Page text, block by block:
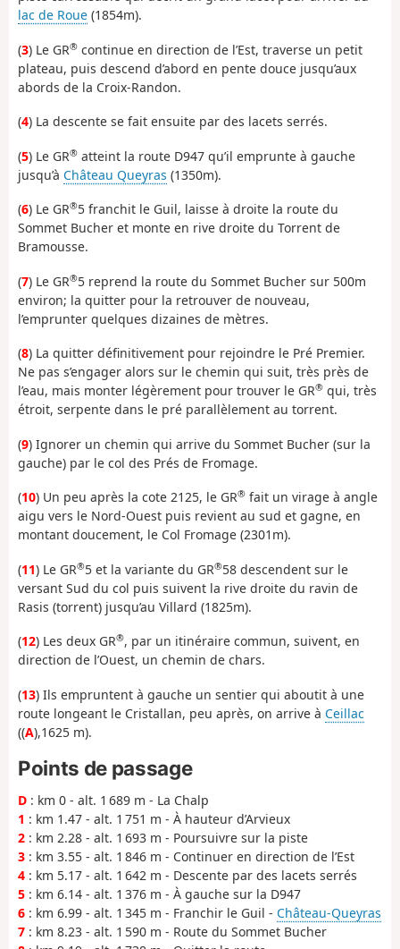
lac de Roue (1854m).
(3) Le GR® continue en direction de l’Est, traverse un petit
plateau, puis descend d’abord en pente douce jusqu’aux
abords de la Croix-Randon.
(4) La descente se fait ensuite par des lacets serrés.
(5) Le GR® atteint la route D947 qu’il emprunte à gauche
jusqu’à Château Queyras (1350m).
(6) Le GR®5 franchit le Guil, laisse à droite la route du
Sommet Bucher et monte en rive droite du Torrent de
Bramousse.
(7) Le GR®5 reprend la route du Sommet Bucher sur 500m
environ; la quitter pour la retrouver de nouveau,
l’emprunter quelques dizaines de mètres.
(8) La quitter définitivement pour rejoindre le Pré Premier.
Ne pas s’engager alors sur le chemin qui suit, très près de
l’eau, mais monter légèrement pour trouver le GR® qui, très
étroit, serpente dans le pré parallèlement au torrent.
(9) Ignorer un chemin qui arrive du Sommet Bucher (sur la
gauche) par le col des Prés de Fromage.
(10) Un peu après la cote 2125, le GR® fait un virage à angle
aigu vers le Nord-Ouest puis revient au sud et gagne, en
montant doucement, le Col Fromage (2301m).
(11) Le GR®5 et la variante du GR®58 descendent sur le
versant Sud du col puis suivent la rive droite du ravin de
Rasis (torrent) jusqu’au Villard (1825m).
(12) Les deux GR®, par un itinéraire commun, suivent, en
direction de l’Ouest, un chemin de chars.
(13) Ils empruntent à gauche un sentier qui aboutit à une
route longeant le Cristallan, peu après, on arrive à Ceillac
((A),1625 m).
Points de passage
D : km 0 - alt. 1 689 m - La Chalp
1 : km 1.47 - alt. 1 751 m - À hauteur d’Arvieux
2 : km 2.28 - alt. 1 693 m - Poursuivre sur la piste
3 : km 3.55 - alt. 1 846 m - Continuer en direction de l’Est
4 : km 5.17 - alt. 1 642 m - Descente par des lacets serrés
5 : km 6.14 - alt. 1 376 m - À gauche sur la D947
6 : km 6.99 - alt. 1 345 m - Franchir le Guil - Château-Queyras
7 : km 8.23 - alt. 1 590 m - Route du Sommet Bucher